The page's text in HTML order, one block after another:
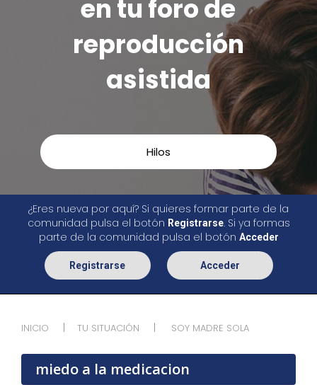
en tu foro de
reproducción
asistida
Hilos
¿Eres nueva por aquí? Si quieres formar parte de la
comunidad pulsa el botón Registrarse. Si ya formas
parte de la comunidad pulsa el botón Acceder
Registrarse Acceder
INICIO TU SITUACIÓN SOY MADRE SOLA
miedo a la medicacion